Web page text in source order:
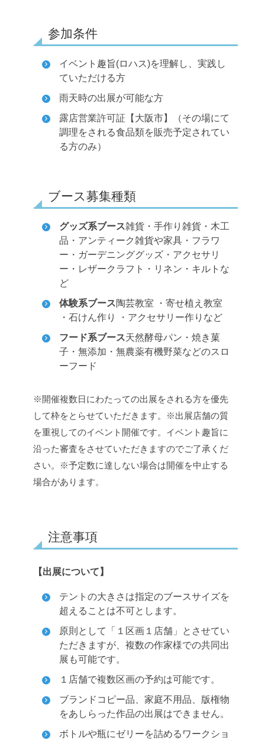
参加条件
イベント趣旨(ロハス)を理解し、実践し
ていただける方
雨天時の出展が可能な方
露店営業許可証【大阪市】（その場にて
調理をされる食品類を販売予定されてい
る方のみ）
ブース募集種類
グッズ系ブース雑貨・手作り雑貨・木工
品・アンティーク雑貨や家具・フラワ
ー・ガーデニンググッズ・アクセサリ
ー・レザークラフト・リネン・キルトな
ど
体験系ブース陶芸教室 ・寄せ植え教室
・石けん作り ・アクセサリー作りなど
フード系ブース天然酵母パン・焼き菓
子・無添加・無農薬有機野菜などのスロ
ーフード
※開催複数日にわたっての出展をされる方を優先
して枠をとらせていただきます。
※出展店舗の質
を重視してのイベント開催です。イベント趣旨に
沿った審査をさせていただきますのでご了承くだ
さい。
※予定数に達しない場合は開催を中止する
場合があります。
注意事項
【出展について】
テントの大きさは指定のブースサイズを
超えることは不可とします。
原則として「１区画１店舗」とさせてい
ただきますが、複数の作家様での共同出
展も可能です。
１店舗で複数区画の予約は可能です。
ブランドコピー品、家庭不用品、版権物
をあしらった作品の出展はできません。
ボトルや瓶にゼリーを詰めるワークショ